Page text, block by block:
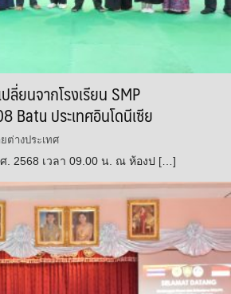
ลี่ยนจากโรงเรียน SMP
Batu ประเทศอินโดนีเซีย
ต่างประเทศ
. 2568 เวลา 09.00 น. ณ ห้องป […]